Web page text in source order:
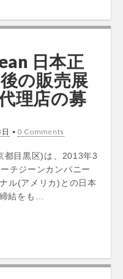
日本正
の販売展
理店の募
• 0 Comments
都目黒区)は、2013年3
チジーンカンパニー
ル(アメリカ)との日本
結をも…